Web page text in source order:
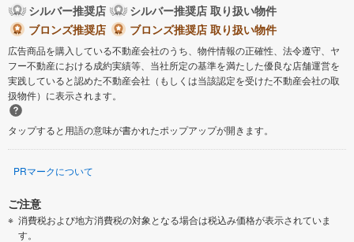
シルバー推奨店
シルバー推奨店 取り扱い物件
ブロンズ推奨店
ブロンズ推奨店 取り扱い物件
広告商品を購入している不動産会社のうち、物件情報の正確性、法令遵守、ヤ
フー不動産における成約実績等、当社所定の基準を満たした優良な店舗運営を
実践していると認めた不動産会社（もしくは当該認定を受けた不動産会社の取
扱物件）に表示されます。
タップすると用語の意味が書かれたポップアップが開きます。
PRマークについて
ご注意
消費税および地方消費税の対象となる場合は税込み価格が表示されていま
す。